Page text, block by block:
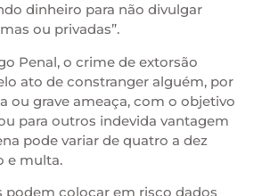
dinheiro para não divulgar
ou privadas”.
Penal, o crime de extorsão
ato de constranger alguém, por
ou grave ameaça, com o objetivo
para outros indevida vantagem
pode variar de quatro a dez
e multa.
podem colocar em risco dados